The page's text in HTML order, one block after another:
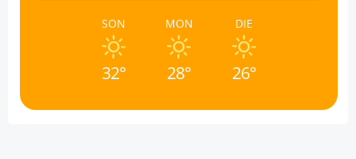
SON
32°
MON
28°
DIE
26°